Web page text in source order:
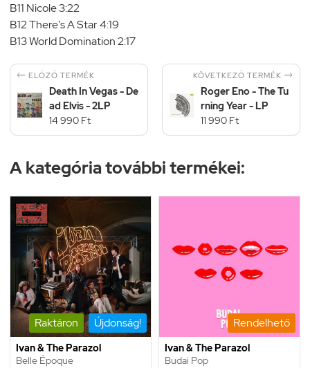
B11 Nicole 3:22
B12 There's A Star 4:19
B13 World Domination 2:17
 ELŐZŐ TERMÉK
Death In Vegas - De
ad Elvis - 2LP
14 990 Ft
KÖVETKEZŐ TERMÉK 
Roger Eno - The Tu
rning Year - LP
11 990 Ft
A kategória további termékei:
Raktáron Újdonság!
Ivan & The Parazol
Belle Époque
Rendelhető
Ivan & The Parazol
Budai Pop